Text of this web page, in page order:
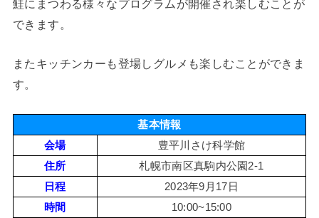
鮭にまつわる様々なプログラムが開催され楽しむことが
できます。
またキッチンカーも登場しグルメも楽しむことができま
す。
基本情報
会場
豊平川さけ科学館
住所
札幌市南区真駒内公園2-1
日程
2023年9月17日
時間
10:00~15:00